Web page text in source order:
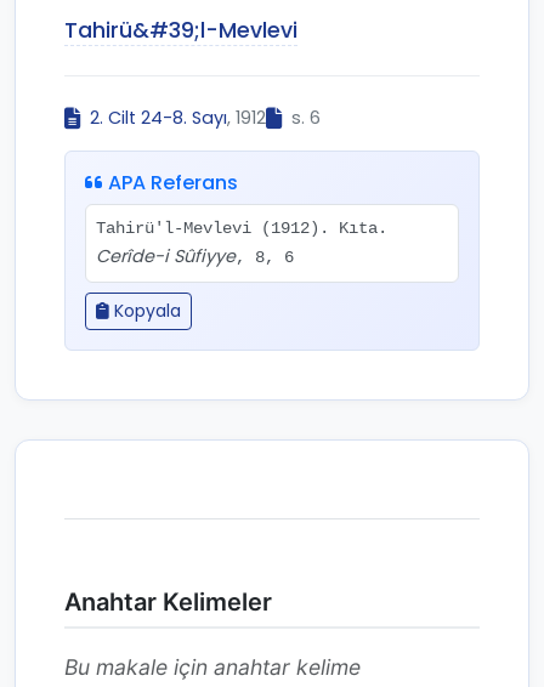
Tahirü&#39;l-Mevlevi
2. Cilt 24-8. Sayı, 1912 s. 6
APA Referans
Tahirü'l-Mevlevi (1912). Kıta.
Cerîde-i Sûfiyye, 8, 6
Kopyala
Anahtar Kelimeler
Bu makale için anahtar kelime